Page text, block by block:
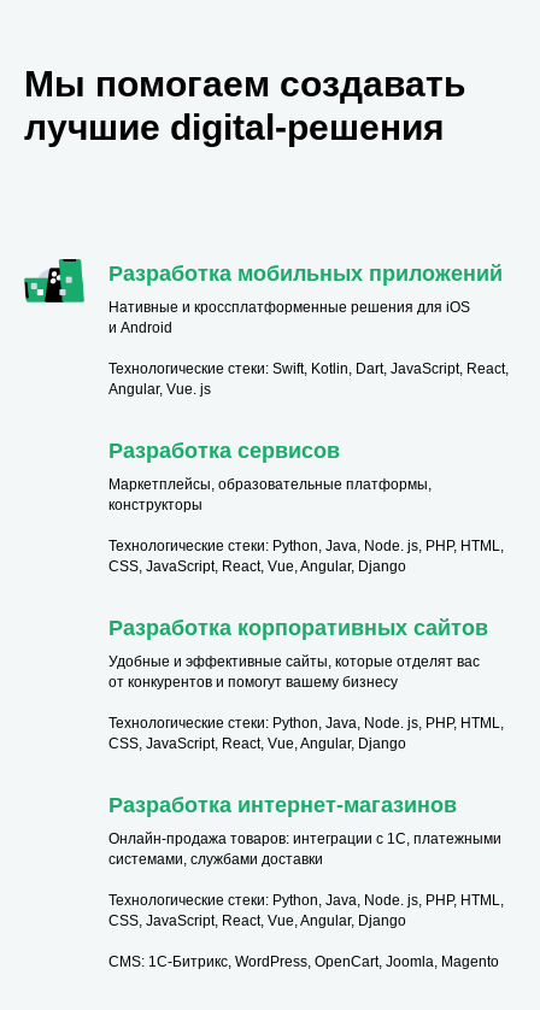
Мы помогаем создавать
лучшие digital-решения
Разработка мобильных приложений
Нативные и кроссплатформенные решения для iOS
и Android
Технологические стеки: Swift, Kotlin, Dart, JavaScript, React,
Angular, Vue. js
Разработка сервисов
Маркетплейсы, образовательные платформы,
конструкторы
Технологические стеки: Python, Java, Node. js, PHP, HTML,
CSS, JavaScript, React, Vue, Angular, Django
Разработка корпоративных сайтов
Удобные и эффективные сайты, которые отделят вас
от конкурентов и помогут вашему бизнесу
Технологические стеки: Python, Java, Node. js, PHP, HTML,
CSS, JavaScript, React, Vue, Angular, Django
Разработка интернет-магазинов
Онлайн-продажа товаров: интеграции с 1С, платежными
системами, службами доставки
Технологические стеки: Python, Java, Node. js, PHP, HTML,
CSS, JavaScript, React, Vue, Angular, Django
CMS: 1С-Битрикс, WordPress, OpenCart, Joomla, Magento